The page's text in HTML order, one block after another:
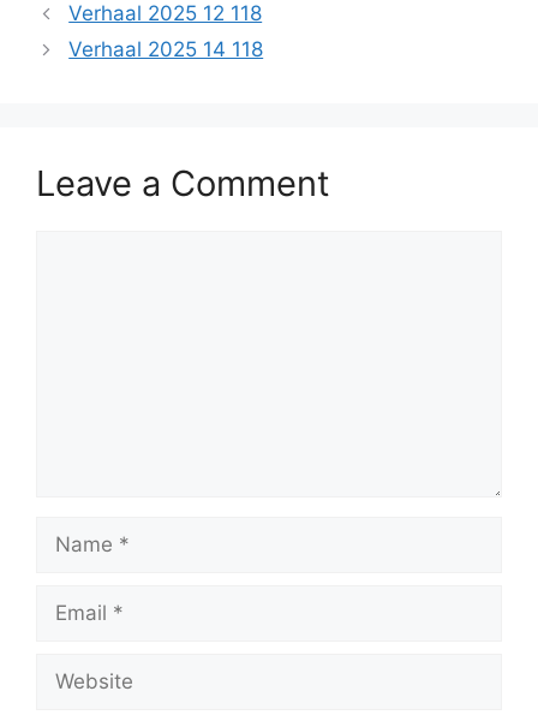
Verhaal 2025 12 118
Verhaal 2025 14 118
Leave a Comment
Name
Email
Website